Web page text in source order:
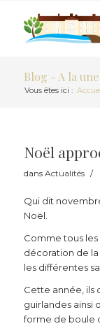
Blog - A la une
Vous êtes ici :
Noël
dans Actualités /
Qui dit
Noël.
Comme tous
décoration de
les différentes
Cette année, ils
guirlandes ainsi
forme de boule